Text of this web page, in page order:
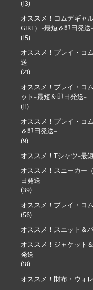
(13)
オススメ！コムデギャ
GIRL）-最短＆即日発送
(15)
オススメ！プレイ・コ
送-
(21)
オススメ！プレイ・コ
ット-最短＆即日発送-
(11)
オススメ！プレイ・コ
＆即日発送-
(9)
オススメ！Tシャツ-最
オススメ！スニーカー
日発送-
(39)
オススメ！プレイ・コ
(56)
オススメ！スエット＆
オススメ！ジャケット
発送-
(18)
オススメ！財布・ウォ